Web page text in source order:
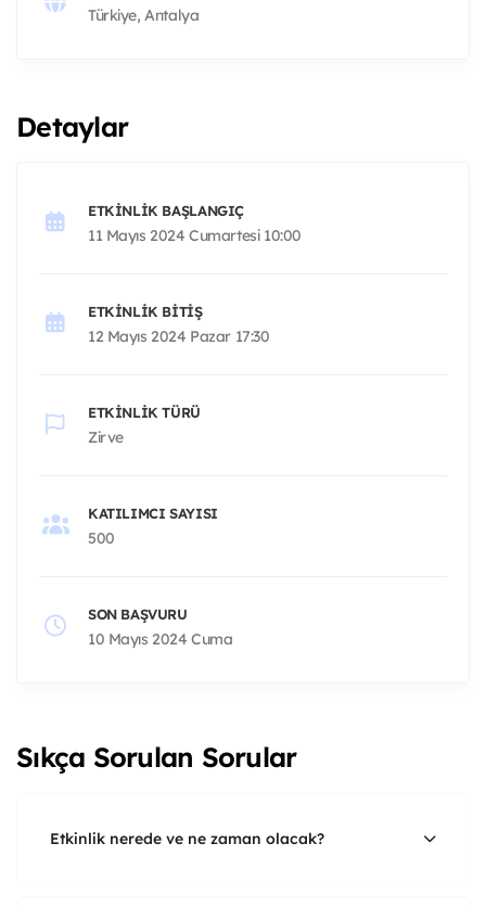
Türkiye, Antalya
Detaylar
ETKINLIK BAŞLANGIÇ
11 Mayıs 2024 Cumartesi 10:00
ETKINLIK BITIŞ
12 Mayıs 2024 Pazar 17:30
ETKINLIK TÜRÜ
Zirve
KATILIMCI SAYISI
500
SON BAŞVURU
10 Mayıs 2024 Cuma
Sıkça Sorulan Sorular
Etkinlik nerede ve ne zaman olacak?